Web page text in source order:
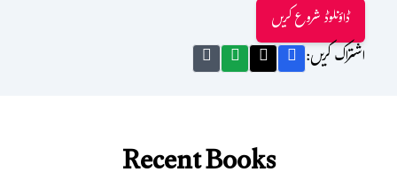
ڈاؤنلوڈ شروع کریں
اشتراک کریں:
Recent Books